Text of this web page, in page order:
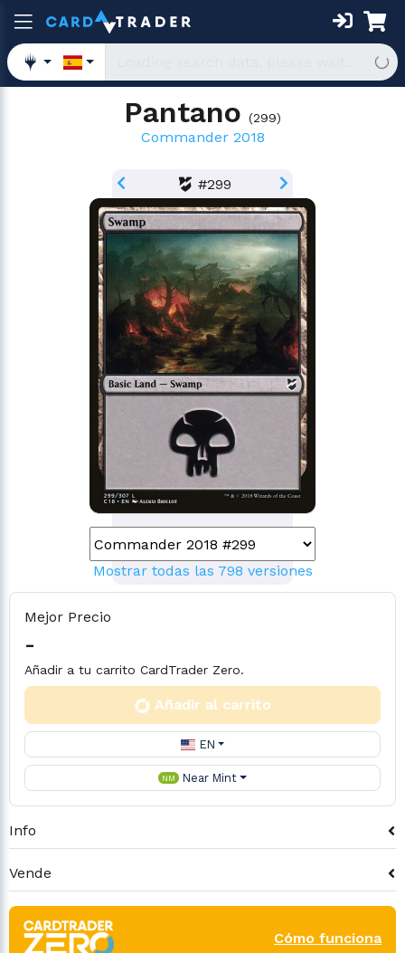
Pantano (299)
Commander 2018
#299
Mostrar todas las 798 versiones
Mejor Precio
-
Añadir a tu carrito CardTrader Zero.
Añadir al carrito
EN
NM Near Mint
Info
Vende
Cómo funciona